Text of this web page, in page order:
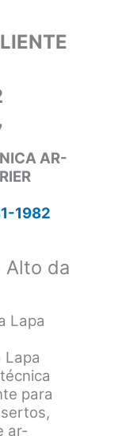
AR-
1982
Alto da
Lapa
Lapa
para
ar-